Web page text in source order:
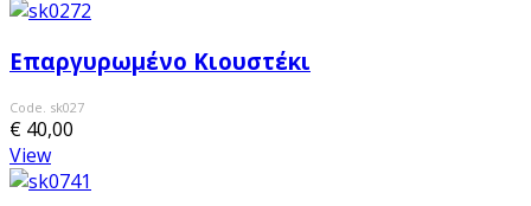
Επαργυρωμένο Κιουστέκι
Code. sk027
€ 40,00
View